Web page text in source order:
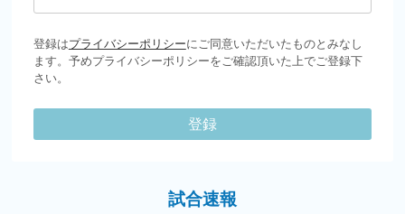
登録はプライバシーポリシーにご同意いただいたものとみなし
ます。予めプライバシーポリシーをご確認頂いた上でご登録下
さい。
登録
試合速報